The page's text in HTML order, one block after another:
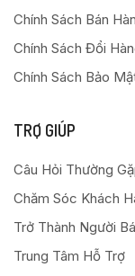
Chính Sách Bán
Chính Sách Đổi
Chính Sách Bảo
TRỢ GIÚP
Câu Hỏi Thường
Chăm Sóc Khách
Trở Thành Người
Trung Tâm Hỗ Trợ